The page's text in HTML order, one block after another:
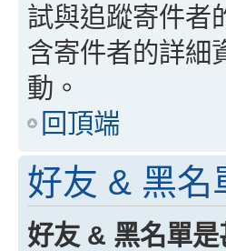
試與追蹤寄件者
含寄件者的詳細
動。
回頂端
好友 & 黑名
好友 & 黑名單是